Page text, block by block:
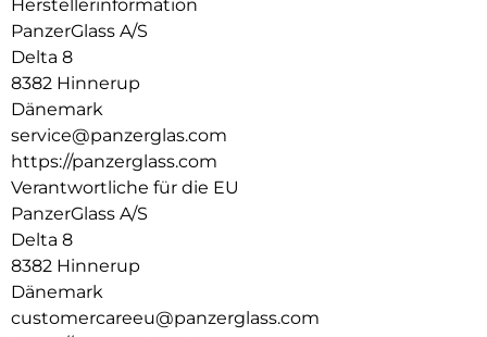
schnellen Zugriff auf unser Online-Anleitungsvideo
beigefügt. Und denk dran: Sobald der Displayschutz
angebracht ist, musst du nie wieder befürchten, dass dein
Display auf den Boden fällt.
Der Displayschutz ist Ultra-Wide Fit, das bedeutet, dass er
die Vorderseite deines Handys abdeckt und eine vollständige
und kristallklare Sicht auf dein Display bietet, während an
den Rändern noch etwas Platz für eine PanzerGlass-Hülle
100 % Berührungsempfindlichkeit = Fühlt sich dank 100%
Berührungsempfindlichkeit wie das Original-Display an.
Gold-Stärke = Goldstärke: Starker Displayschutz, der Dein
Gerät vor den Schäden alltäglicher Missgeschicke bewahrt.
Herstellerinformation
PanzerGlass A/S
Delta 8
8382 Hinnerup
Dänemark
service@panzerglas.com
https://panzerglass.com
Verantwortliche für die EU
PanzerGlass A/S
Delta 8
8382 Hinnerup
Dänemark
customercareeu@panzerglass.com